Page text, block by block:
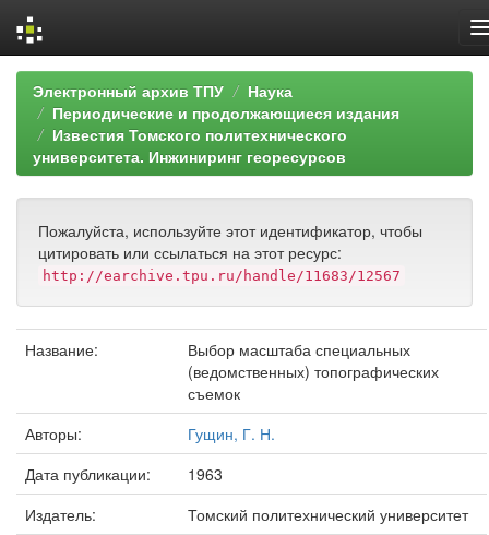
Skip
navigation
Электронный архив ТПУ
Наука
Периодические и продолжающиеся издания
Известия Томского политехнического
университета. Инжиниринг георесурсов
Пожалуйста, используйте этот идентификатор, чтобы
цитировать или ссылаться на этот ресурс:
http://earchive.tpu.ru/handle/11683/12567
Название:
Выбор масштаба специальных
(ведомственных) топографических
съемок
Авторы:
Гущин, Г. Н.
Дата публикации:
1963
Издатель:
Томский политехнический университет